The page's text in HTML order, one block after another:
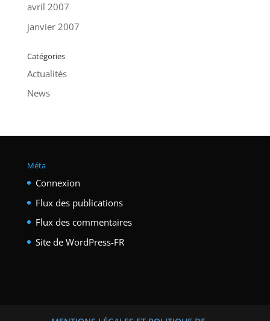
avril 2007
janvier 2007
Catégories
Actualités
News
Méta
Connexion
Flux des publications
Flux des commentaires
Site de WordPress-FR